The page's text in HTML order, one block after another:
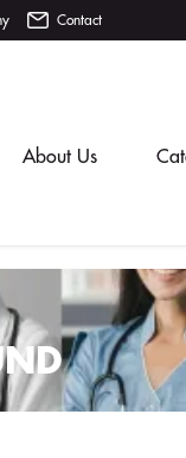
Contact
About Us